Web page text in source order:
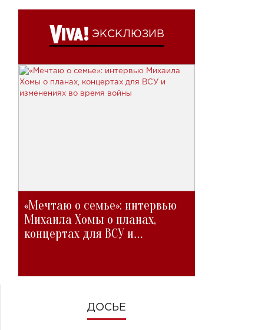
ЭКСКЛЮЗИВ
«Мечтаю о семье»: интервью
Михаила Хомы о планах,
концертах для ВСУ и
ДОСЬЕ